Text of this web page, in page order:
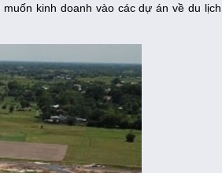
kinh doanh vào các dự án về du lịch